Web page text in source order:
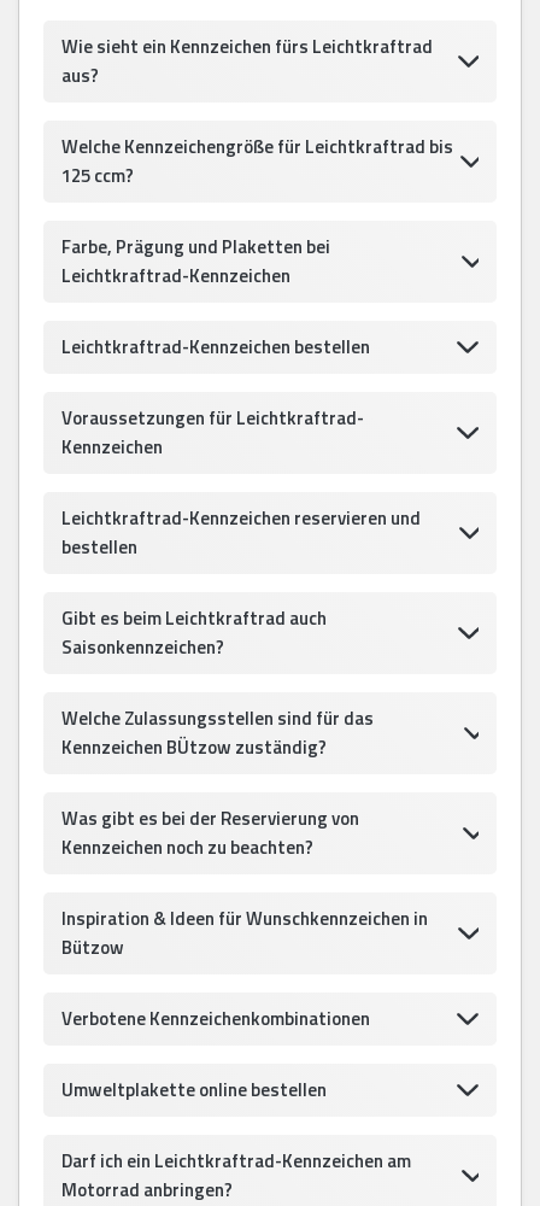
Wie sieht ein Kennzeichen fürs Leichtkraftrad
aus?
Welche Kennzeichengröße für Leichtkraftrad bis
125 ccm?
Farbe, Prägung und Plaketten bei
Leichtkraftrad-Kennzeichen
Leichtkraftrad-Kennzeichen bestellen
Voraussetzungen für Leichtkraftrad-
Kennzeichen
Leichtkraftrad-Kennzeichen reservieren und
bestellen
Gibt es beim Leichtkraftrad auch
Saisonkennzeichen?
Welche Zulassungsstellen sind für das
Kennzeichen BÜtzow zuständig?
Was gibt es bei der Reservierung von
Kennzeichen noch zu beachten?
Inspiration & Ideen für Wunschkennzeichen in
Bützow
Verbotene Kennzeichenkombinationen
Umweltplakette online bestellen
Darf ich ein Leichtkraftrad-Kennzeichen am
Motorrad anbringen?